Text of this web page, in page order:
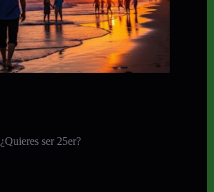
¿Quieres ser 25er?